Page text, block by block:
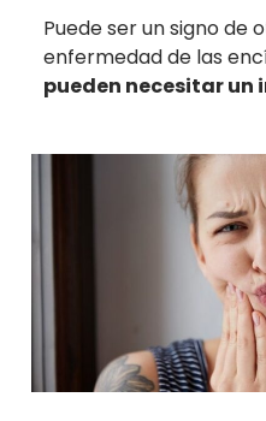
Puede ser un signo de
enfermedad de las
pueden necesitar un